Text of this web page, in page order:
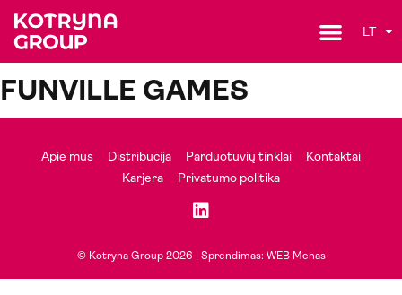
LT
FUNVILLE GAMES
Apie mus Distribucija Parduotuvių tinklai
Kontaktai
Karjera
Privatumo politika
© Kotryna Group 2026 | Sprendimas: WEB Menas